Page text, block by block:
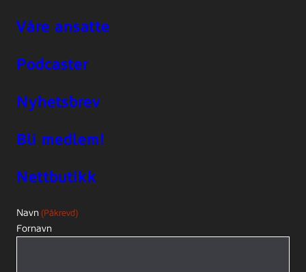
Våre ansatte
Podcaster
Nyhetsbrev
Bli medlem!
Nettbutikk
Navn (Påkrevd)
Fornavn